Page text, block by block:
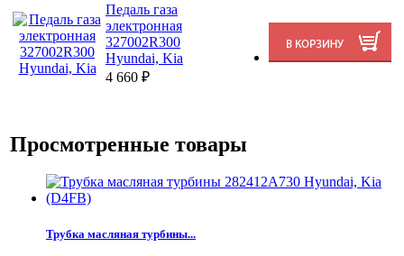
Педаль газа
электронная
327002R300
Hyundai, Kia
4 660 ₽
Просмотренные товары
Трубка масляная турбины...